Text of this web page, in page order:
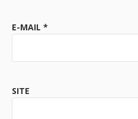
E-MAIL *
SITE